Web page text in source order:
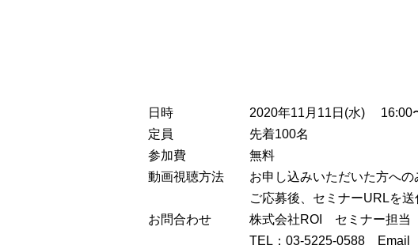
日時 2020年11月11日(水) 16:00〜
定員 先着100名
参加費 無料
動画視聴方法 お申し込みいただいた方への
ご応募後、セミナーURLを送付さ
お問合わせ 株式会社ROI セミナー担当
TEL：03-5225-0588 Email ：